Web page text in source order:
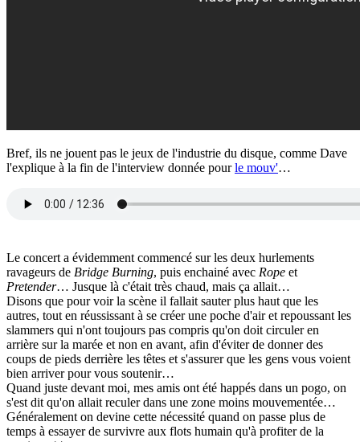
Bref, ils ne jouent pas le jeux de l'industrie du disque, comme Dave
l'explique à la fin de l'interview donnée pourle mouv'…
Le concert a évidemment commencé sur les deux hurlements
ravageurs de Bridge Burning, puis enchainé avec Rope et
Pretender… Jusque là c'était très chaud, mais ça allait…
Disons que pour voir la scène il fallait sauter plus haut que les
autres, tout en réussissant à se créer une poche d'air et repoussant les
slammers qui n'ont toujours pas compris qu'on doit circuler en
arrière sur la marée et non en avant, afin d'éviter de donner des
coups de pieds derrière les têtes et s'assurer que les gens vous voient
bien arriver pour vous soutenir…
Quand juste devant moi, mes amis ont été happés dans un pogo, on
s'est dit qu'on allait reculer dans une zone moins mouvementée…
Généralement on devine cette nécessité quand on passe plus de
temps à essayer de survivre aux flots humain qu'à profiter de la